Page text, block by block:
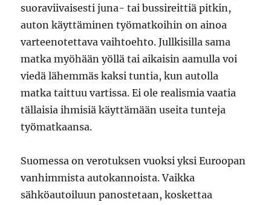
suoraviivaisesti juna- tai bussireittiä pitkin,
auton käyttäminen työmatkoihin on ainoa
varteenotettava vaihtoehto. Jullkisilla sama
matka myöhään yöllä tai aikaisin aamulla voi
viedä lähemmäs kaksi tuntia, kun autolla
matka taittuu vartissa. Ei ole realismia vaatia
tällaisia ihmisiä käyttämään useita tunteja
työmatkaansa.
Suomessa on verotuksen vuoksi yksi Euroopan
vanhimmista autokannoista. Vaikka
sähköautoiluun panostetaan, koskettaa